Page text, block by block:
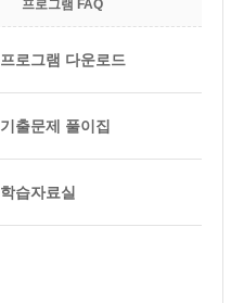
프로그램 FAQ
프로그램 다운로드
기출문제 풀이집
학습자료실